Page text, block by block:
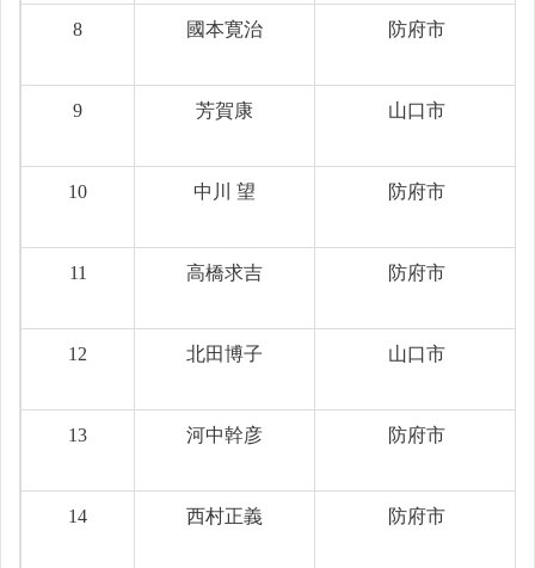
8 國本寛治 防府市
9 芳賀康 山口市
10 中川 望 防府市
11 高橋求吉 防府市
12 北田博子 山口市
13 河中幹彦 防府市
14 西村正義 防府市